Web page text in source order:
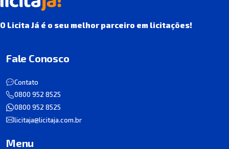
O Licita Já é o seu melhor parceiro em licitações!
Fale Conosco
Contato
0800 952 8525
0800 952 8525
licitaja@licitaja.com.br
Menu